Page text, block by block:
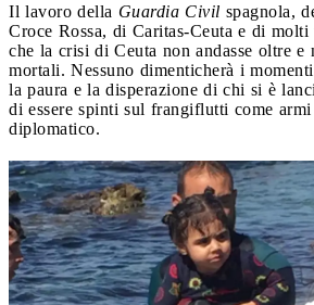
Il lavoro della Guardia Civil spagnola,
Croce Rossa, di Caritas-Ceuta e di
che la crisi di Ceuta non andasse oltre e
mortali. Nessuno dimenticherà i
la paura e la disperazione di chi si è
di essere spinti sul frangiflutti come
diplomatico.